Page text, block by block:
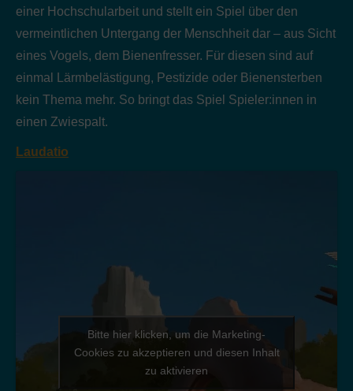
einer Hochschularbeit und stellt ein Spiel über den
vermeintlichen Untergang der Menschheit dar – aus Sicht
eines Vogels, dem Bienenfresser. Für diesen sind auf
einmal Lärmbelästigung, Pestizide oder Bienensterben
kein Thema mehr. So bringt das Spiel Spieler:innen in
einen Zwiespalt.
Laudatio
Bitte hier klicken, um die Marketing-
Cookies zu akzeptieren und diesen Inhalt
zu aktivieren